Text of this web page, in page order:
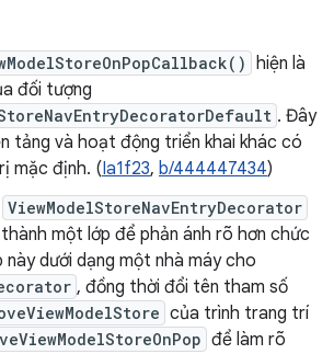
hiện là
đối tượng
. Đây
tảng và hoạt động triển khai khác có
mặc định. (Ia1f23, b/444447434)
ViewModelStoreNavEntryDecorator
một lớp để phản ánh rõ hơn chức
này dưới dạng một nhà máy cho
, đồng thời đổi tên tham số
của trình trang trí
để làm rõ